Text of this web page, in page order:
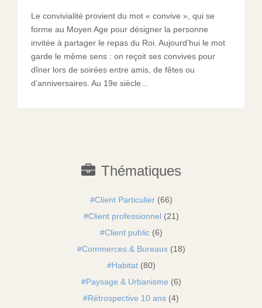
Le convivialité provient du mot « convive », qui se
forme au Moyen Age pour désigner la personne
invitée à partager le repas du Roi. Aujourd’hui le mot
garde le même sens : on reçoit ses convives pour
dîner lors de soirées entre amis, de fêtes ou
d’anniversaires. Au 19e siècle...
Thématiques
Client Particulier(66)
Client professionnel(21)
Client public(6)
Commerces & Bureaux(18)
Habitat(80)
Paysage & Urbanisme (6)
Rétrospective 10 ans (4)